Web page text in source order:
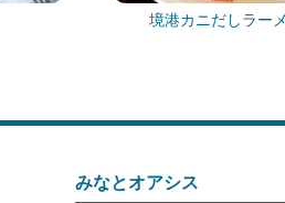
境港カニだしラー
みなとオアシス